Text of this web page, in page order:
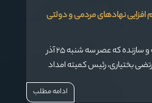
افزایی نهادهای مردمی و دولتی
گرگان - در دیداری صمیمانه و سازنده که عصر سه شنبه ۲۵ آذر
مرتضی بختیاری، رئیس کمیته امداد
آیت‌الله سیدکاظم نورمفیدی،
گلستان و امام جمعه گرگان، بهادامه مطلب